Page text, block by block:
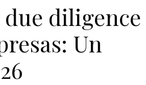
diligence
Un